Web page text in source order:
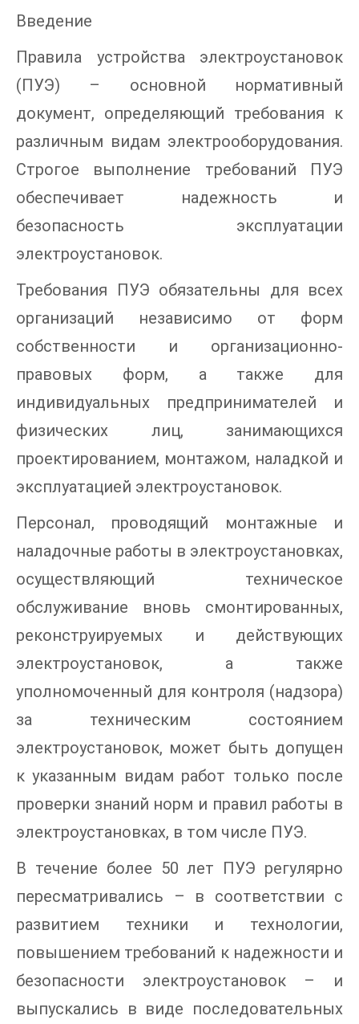
Введение
Правила устройства электроустановок
(ПУЭ) – основной нормативный
документ, определяющий требования к
различным видам электрооборудования.
Строгое выполнение требований ПУЭ
обеспечивает надежность и
безопасность эксплуатации
электроустановок.
Требования ПУЭ обязательны для всех
организаций независимо от форм
собственности и организационно-
правовых форм, а также для
индивидуальных предпринимателей и
физических лиц, занимающихся
проектированием, монтажом, наладкой и
эксплуатацией электроустановок.
Персонал, проводящий монтажные и
наладочные работы в электроустановках,
осуществляющий техническое
обслуживание вновь смонтированных,
реконструируемых и действующих
электроустановок, а также
уполномоченный для контроля (надзора)
за техническим состоянием
электроустановок, может быть допущен
к указанным видам работ только после
проверки знаний норм и правил работы в
электроустановках, в том числе ПУЭ.
В течение более 50 лет ПУЭ регулярно
пересматривались – в соответствии с
развитием техники и технологии,
повышением требований к надежности и
безопасности электроустановок – и
выпускались в виде последовательных